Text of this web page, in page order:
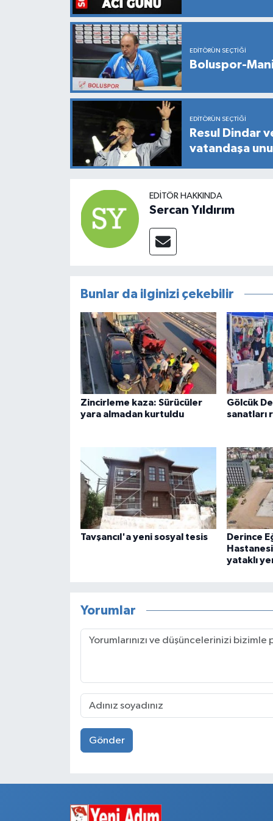
EDITÖRÜN SEÇTIĞI
Boluspor-
EDITÖRÜN SEÇTIĞI
Resul Dindar
vatandaşa
EDITÖR HAKKINDA
Sercan Yıldırım
Bunlar da ilginizi çekebilir
Zincirleme kaza: Sürücüler
yara almadan kurtuldu
Gölcük
sanatları
Tavşancıl'a yeni sosyal tesis
Derince
yataklı
Yorumlar
Gönder